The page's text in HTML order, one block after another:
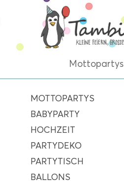
Mottopartys
MOTTOPARTYS
BABYPARTY
HOCHZEIT
PARTYDEKO
PARTYTISCH
BALLONS